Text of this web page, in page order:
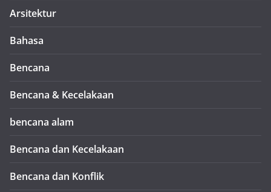
Arsitektur
Bahasa
Bencana
Bencana & Kecelakaan
bencana alam
Bencana dan Kecelakaan
Bencana dan Konflik